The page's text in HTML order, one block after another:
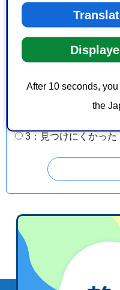
After 10 seconds,
the
見をお聞かせください
このページの情報は役
1：役に立った
2
3：役に立たなかった
このページの情報は見
3：見つけにくかった